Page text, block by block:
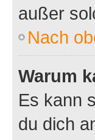
außer
Nach
Warum
Es kann
du dich